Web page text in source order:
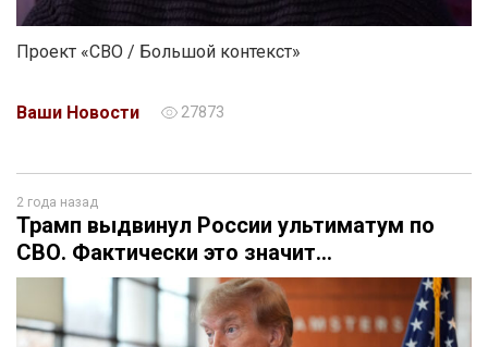
Проект «СВО / Большой контекст»
Ваши Новости 27873
2 года назад
Трамп выдвинул России ультиматум по
СВО. Фактически это значит…